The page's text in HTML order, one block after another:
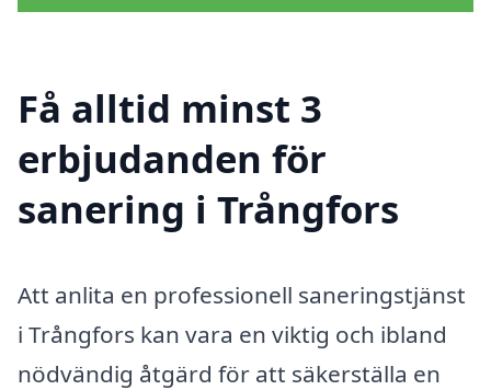
Få alltid minst 3
erbjudanden för
sanering i Trångfors
Att anlita en professionell saneringstjänst
i Trångfors kan vara en viktig och ibland
nödvändig åtgärd för att säkerställa en